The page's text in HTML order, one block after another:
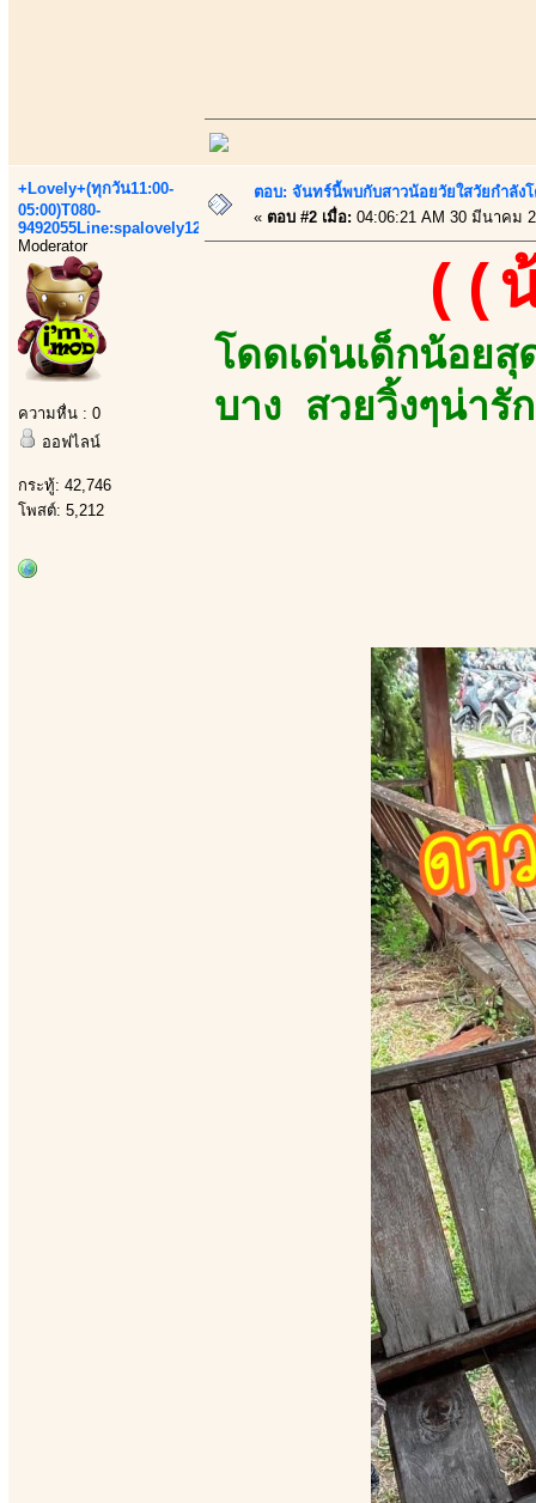
+Lovely+(ทุกวัน11:00-
05:00)T080-
9492055Line:spalovely123
Moderator
ความหื่น : 0
ออฟไลน์
กระทู้: 42,746
โพสต์: 5,212
ตอบ: จันทร์นี้พบกับสาวน้อยวัยใสวัยกำลัง
« ตอบ #2 เมื่อ: 04:06:21 AM 30 มีนาคม
((
โดดเด่นเด็กน้อย
บาง สวยวิ้งๆน่า